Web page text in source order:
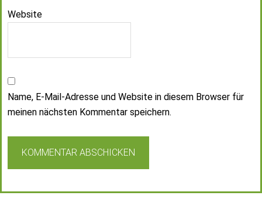
Website
Name, E-Mail-Adresse und Website in diesem Browser für
meinen nächsten Kommentar speichern.